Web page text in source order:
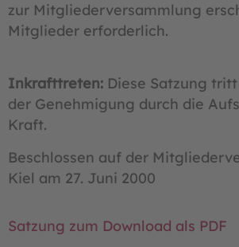
zur Mitgliederversammlung
Mitglieder erforderlich.
Inkrafttreten: Diese Satzung
der Genehmigung durch die
Kraft.
Beschlossen auf der
Kiel am 27. Juni 2000
Satzung zum Download als PDF